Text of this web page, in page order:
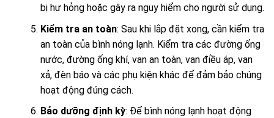
bị hư hỏng hoặc gây ra nguy hiểm cho người sử dụng.
Kiểm tra an toàn: Sau khi lắp đặt xong, cần kiểm tra
an toàn của bình nóng lạnh. Kiểm tra các đường ống
nước, đường ống khí, van an toàn, van điều áp, van
xả, đèn báo và các phụ kiện khác để đảm bảo chúng
hoạt động đúng cách.
Bảo dưỡng định kỳ: Để bình nóng lạnh hoạt động